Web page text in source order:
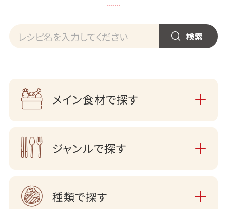
メイン食材で探す
ジャンルで探す
種類で探す